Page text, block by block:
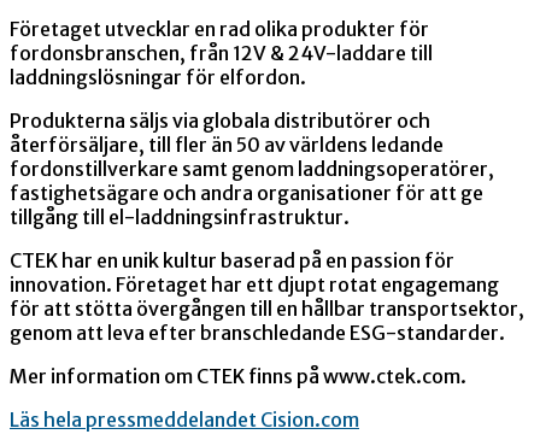
Företaget utvecklar en rad olika produkter för
fordonsbranschen, från 12V & 24V-laddare till
laddningslösningar för elfordon.
Produkterna säljs via globala distributörer och
återförsäljare, till fler än 50 av världens ledande
fordonstillverkare samt genom laddningsoperatörer,
fastighetsägare och andra organisationer för att ge
tillgång till el-laddningsinfrastruktur.
CTEK har en unik kultur baserad på en passion för
innovation. Företaget har ett djupt rotat engagemang
för att stötta övergången till en hållbar transportsektor,
genom att leva efter branschledande ESG-standarder.
Mer information om CTEK finns på www.ctek.com.
Läs hela pressmeddelandet Cision.com